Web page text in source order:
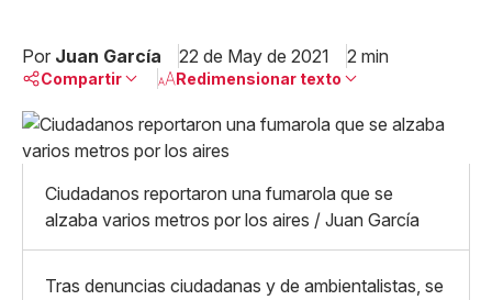
Por Juan García 22 de May de 2021 2 min
Compartir
Linkedin
Facebook
X
Whatsapp
Copiar enlace
Redimensionar texto
Pequeño
Mediano
Grande
Ciudadanos reportaron una fumarola que se
alzaba varios metros por los aires / Juan García
Tras denuncias ciudadanas y de ambientalistas, se